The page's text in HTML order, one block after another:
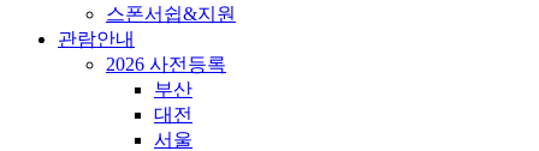
스폰서쉽&지원
관람안내
2026 사전등록
부산
대전
서울